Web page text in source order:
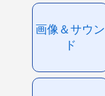
画像＆サウン
ド